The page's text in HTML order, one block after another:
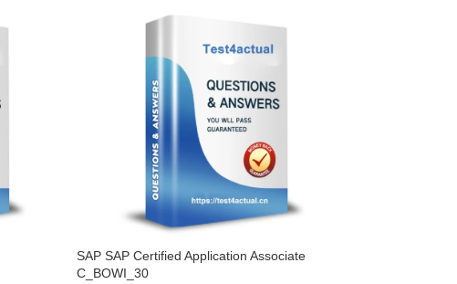
SAP SAP Certified Application Associate
C_BOWI_30